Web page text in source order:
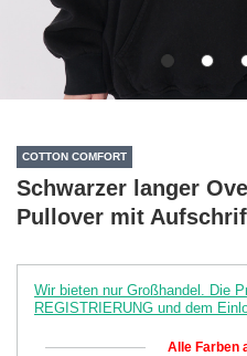
COTTON COMFORT
Schwarzer langer
Pullover mit
Wir bieten nur Großhandel. Die
REGISTRIERUNG und dem
Alle Farben